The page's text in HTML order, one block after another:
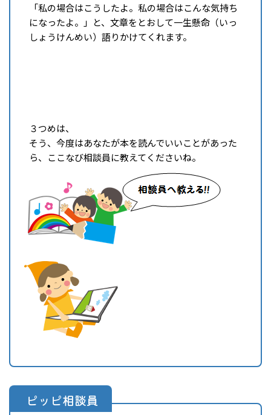
「私の場合はこうしたよ。私の場合はこんな気持ち
になったよ。」と、文章をとおして一生懸命（いっ
しょうけんめい）語りかけてくれます。
３つめは、
そう、今度はあなたが本を読んでいいことがあった
ら、ここなび相談員に教えてくださいね。
ピッピ相談員